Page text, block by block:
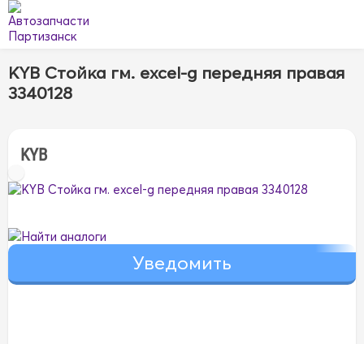
KYB Стойка гм. excel-g передняя правая
3340128
KYB
Найти аналоги